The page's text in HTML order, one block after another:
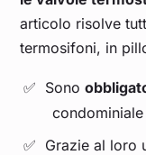
articolo risolve
termosifoni, in
Sono
Grazie al loro